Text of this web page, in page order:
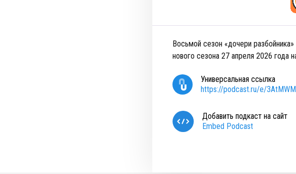
Восьмой сезон «дочери
нового сезона 27 апреля 2026 года
Универсальная ссылка
https://podcast.ru/e/
Добавить подкаст на сайт
Embed Podcast